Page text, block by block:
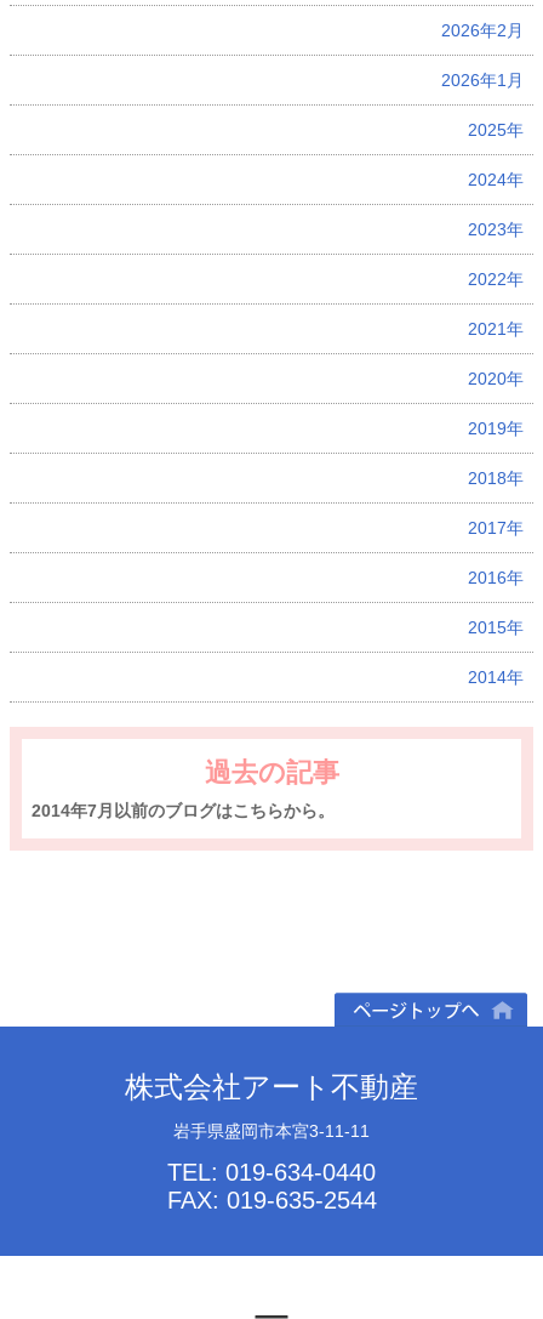
2026年2月
2026年1月
2025年
2024年
2023年
2022年
2021年
2020年
2019年
2018年
2017年
2016年
2015年
2014年
過去の記事
2014年7月以前のブログはこちらから。
株式会社アート不動産
岩手県盛岡市本宮3-11-11
TEL: 019-634-0440
FAX: 019-635-2544